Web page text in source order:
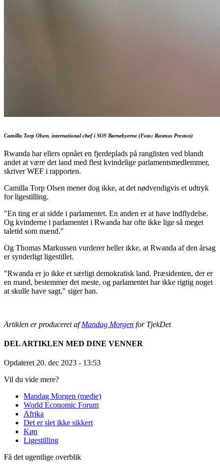
Camilla Torp Olsen, international chef i SOS Børnebyerne (Foto: Rasmus Preston)
Rwanda har ellers opnået en fjerdeplads på ranglisten ved blandt
andet at være det land med flest kvindelige parlamentsmedlemmer,
skriver WEF i rapporten.
Camilla Torp Olsen mener dog ikke, at det nødvendigvis et udtryk
for ligestilling.
"En ting er at sidde i parlamentet. En anden er at have indflydelse.
Og kvinderne i parlamentet i Rwanda har ofte ikke lige så meget
taletid som mænd."
Og Thomas Markussen vurderer heller ikke, at Rwanda af den årsag
er synderligt ligestillet.
"Rwanda er jo ikke et særligt demokratisk land. Præsidenten, der er
en mand, bestemmer det meste, og parlamentet har ikke rigtig noget
at skulle have sagt," siger han.
Artiklen er produceret afMandag Morgen for TjekDet
DEL ARTIKLEN MED DINE VENNER
Opdateret 20. dec 2023 - 13:53
Vil du vide mere?
Mandag Morgen (medie)
World Economic Forum
Afrika
Det er slet ikke sikkert
Køn
Ligestilling
Få det ugentlige overblik